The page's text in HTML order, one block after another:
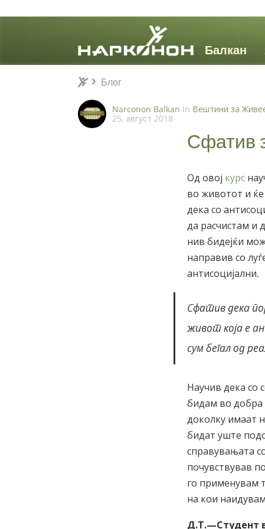
⨯
Блог
Narconon Balkan In Вештини за
25, август 2018
Сфатив
Од овој курс
во животот и
дека со
да расчистам и
нив бидејќи
направив со
антисоцијални.
Сфатив дека
живот која е
сум бегал од
Научив дека со
бидам во добра
доколку имаат
бидат уште
справувањата
почувствував
го применувам
на кои
Д.Т.—Студент
Блог